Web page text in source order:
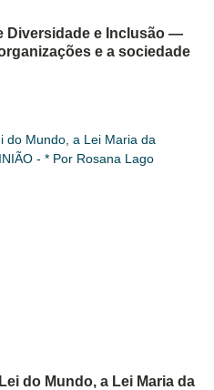
Diversidade e Inclusão —
e a sociedade
do Mundo, a Lei Maria da